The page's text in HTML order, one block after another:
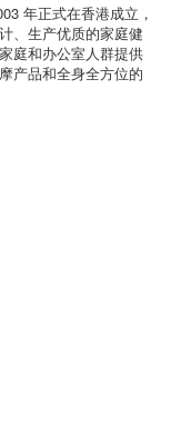
年正式在香港成立，
、生产优质的家庭健
庭和办公室人群提供
产品和全身全方位的